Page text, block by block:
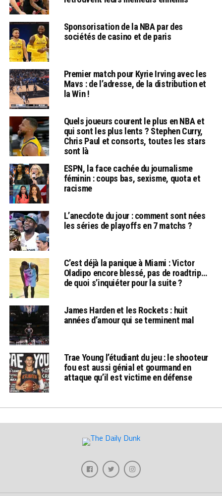
Sponsorisation de la NBA par des
sociétés de casino et de paris
Premier match pour Kyrie Irving avec les
Mavs : de l’adresse, de la distribution et
la Win !
Quels joueurs courent le plus en NBA et
qui sont les plus lents ? Stephen Curry,
Chris Paul et consorts, toutes les stars
sont là
ESPN, la face cachée du journalisme
féminin : coups bas, sexisme, quota et
racisme
L’anecdote du jour : comment sont nées
les séries de playoffs en 7 matchs ?
C’est déjà la panique à Miami : Victor
Oladipo encore blessé, pas de roadtrip…
de quoi s’inquiéter pour la suite ?
James Harden et les Rockets : huit
années d’amour qui se terminent mal
Trae Young l’étudiant du jeu : le shooteur
fou est aussi génial et gourmand en
attaque qu’il est victime en défense